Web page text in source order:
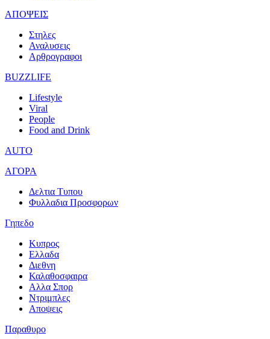
ΑΠΟΨΕΙΣ
Στηλες
Αναλυσεις
Αρθρογραφοι
BUZZLIFE
Lifestyle
Viral
People
Food and Drink
AUTO
ΑΓΟΡΑ
Δελτια Τυπου
Φυλλαδια Προσφορων
Γηπεδο
Κυπρος
Ελλαδα
Διεθνη
Καλαθοσφαιρα
Αλλα Σπορ
Ντριμπλες
Αποψεις
Παραθυρο